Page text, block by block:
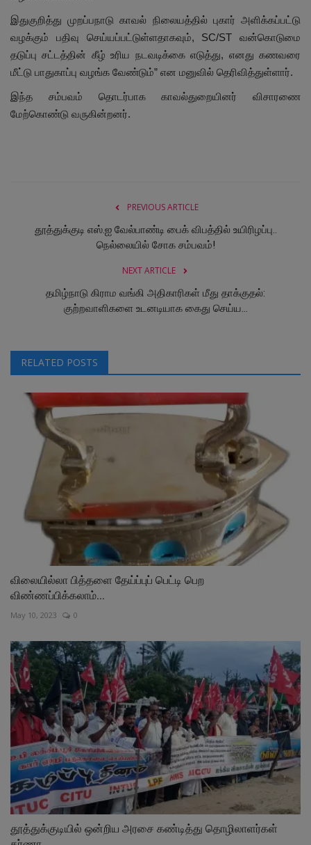
இதுகுறித்து முறப்பநாடு காவல் நிலையத்தில் புகார் அளிக்கப்பட்டு
வழக்கும் பதிவு செய்யப்பட்டுள்ளதாகவும், SC/ST வன்கொடுமை
தடுப்பு சட்டத்தின் கீழ் உரிய நடவடிக்கை எடுத்து, எனது கணவரை
மீட்டு பாதுகாப்பு வழங்க வேண்டும்” என மனுவில் தெரிவித்துள்ளார்.
இந்த சம்பவம் தொடர்பாக காவல்துறையினர் விசாரணை
மேற்கொண்டு வருகின்றனர்.
PREVIOUS ARTICLE
தூத்துக்குடி எஸ்.ஐ வேல்பாண்டி பைக் விபத்தில் உயிரிழப்பு..
நெல்லையில் சோக சம்பவம்!
NEXT ARTICLE
தமிழ்நாடு கிராம வங்கி அதிகாரிகள் மீது தாக்குதல்:
குற்றவாளிகளை உடனடியாக கைது செய்ய...
RELATED POSTS
விலையில்லா பித்தளை தேய்ப்புப் பெட்டி பெற
விண்ணப்பிக்கலாம்...
May 10, 2023 0
தூத்துக்குடியில் ஒன்றிய அரசை கண்டித்து தொழிலாளர்கள்